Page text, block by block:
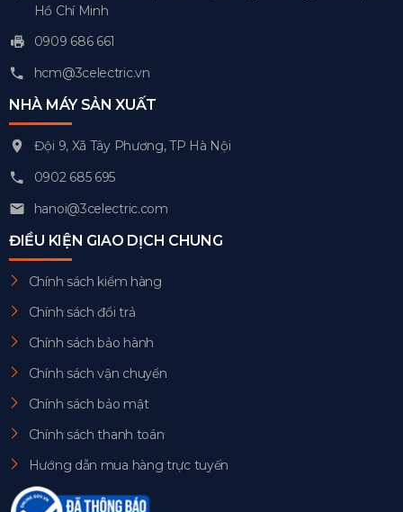
Hồ Chí Minh
0909 686 661
hcm@3celectric.vn
NHÀ MÁY SẢN XUẤT
Đội 9, Xã Tây Phương, TP Hà Nội
0902 685 695
hanoi@3celectric.com
ĐIỀU KIỆN GIAO DỊCH CHUNG
Chính sách kiểm hàng
Chính sách đổi trả
Chính sách bảo hành
Chính sách vận chuyển
Chính sách bảo mật
Chính sách thanh toán
Hướng dẫn mua hàng trực tuyến